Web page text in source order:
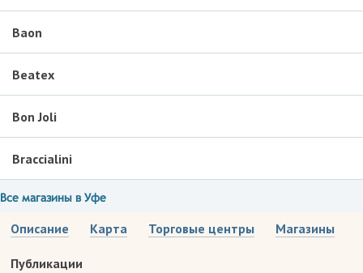
Baon
Beatex
Bon Joli
Braccialini
Все магазины в Уфе
Описание Карта Торговые центры Магазины
Публикации